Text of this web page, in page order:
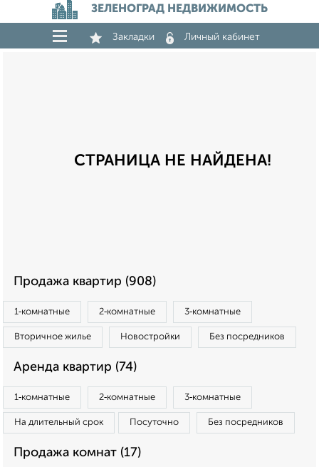
ЗЕЛЕНОГРАД НЕДВИЖИМОСТЬ
Закладки Личный кабинет
СТРАНИЦА НЕ НАЙДЕНА!
Продажа квартир (908)
1‑комнатные 2‑комнатные 3‑комнатные
Вторичное жилье Новостройки Без посредников
Аренда квартир (74)
1‑комнатные 2‑комнатные 3‑комнатные
На длительный срок Посуточно Без посредников
Продажа комнат (17)